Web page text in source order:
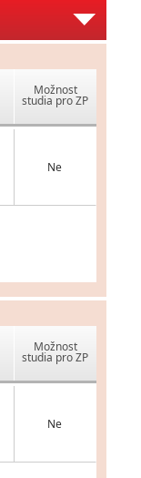
Možnost
studia pro ZP
Ne
Možnost
studia pro ZP
Ne